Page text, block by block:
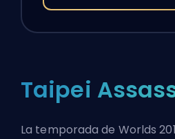
Taipei
La temporada de Worlds